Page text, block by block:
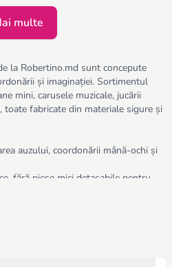
multe
la Robertino.md sunt concepute
și imaginației. Sortimentul
mini, carusele muzicale, jucării
toate fabricate din materiale sigure și
auzului, coordonării mână-ochi și
fără piese mici detașabile pentru
sunete naturale, volum reglabil,